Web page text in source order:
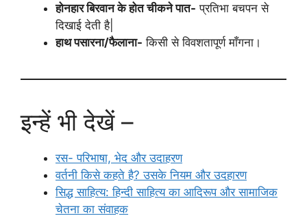
होनहार बिरवान के होत चीकने पात- प्रतिभा बचपन से
दिखाई देती है|
हाथ पसारना/फैलाना- किसी से विवशतापूर्ण माँगना।
इन्हें भी देखें –
रस- परिभाषा, भेद और उदाहरण
वर्तनी किसे कहते है? उसके नियम और उदहारण
सिद्ध साहित्य: हिन्दी साहित्य का आदिरूप और सामाजिक
चेतना का संवाहक